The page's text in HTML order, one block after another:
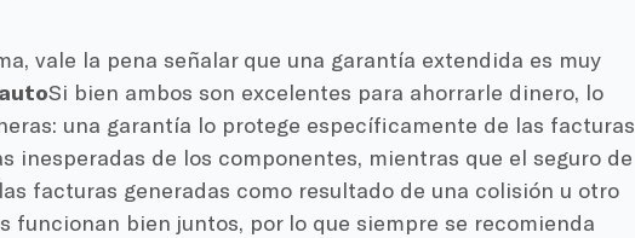
vale la pena señalar que una garantía extendida es muy
Si bien ambos son excelentes para ahorrarle dinero, lo
una garantía lo protege específicamente de las facturas
inesperadas de los componentes, mientras que el seguro de
facturas generadas como resultado de una colisión u otro
funcionan bien juntos, por lo que siempre se recomienda